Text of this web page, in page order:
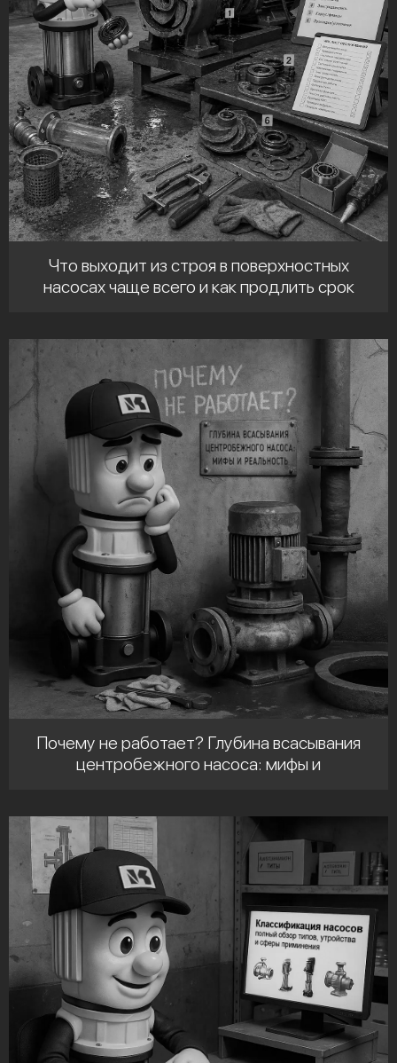
Что выходит из строя в поверхностных
насосах чаще всего и как продлить срок
Почему не работает? Глубина всасывания
центробежного насоса: мифы и